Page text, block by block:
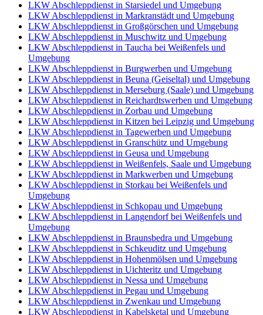
LKW Abschleppdienst in Starsiedel und Umgebung
LKW Abschleppdienst in Markranstädt und Umgebung
LKW Abschleppdienst in Großgörschen und Umgebung
LKW Abschleppdienst in Muschwitz und Umgebung
LKW Abschleppdienst in Taucha bei Weißenfels und
Umgebung
LKW Abschleppdienst in Burgwerben und Umgebung
LKW Abschleppdienst in Beuna (Geiseltal) und Umgebung
LKW Abschleppdienst in Merseburg (Saale) und Umgebung
LKW Abschleppdienst in Reichardtswerben und Umgebung
LKW Abschleppdienst in Zorbau und Umgebung
LKW Abschleppdienst in Kitzen bei Leipzig und Umgebung
LKW Abschleppdienst in Tagewerben und Umgebung
LKW Abschleppdienst in Granschütz und Umgebung
LKW Abschleppdienst in Geusa und Umgebung
LKW Abschleppdienst in Weißenfels, Saale und Umgebung
LKW Abschleppdienst in Markwerben und Umgebung
LKW Abschleppdienst in Storkau bei Weißenfels und
Umgebung
LKW Abschleppdienst in Schkopau und Umgebung
LKW Abschleppdienst in Langendorf bei Weißenfels und
Umgebung
LKW Abschleppdienst in Braunsbedra und Umgebung
LKW Abschleppdienst in Schkeuditz und Umgebung
LKW Abschleppdienst in Hohenmölsen und Umgebung
LKW Abschleppdienst in Uichteritz und Umgebung
LKW Abschleppdienst in Nessa und Umgebung
LKW Abschleppdienst in Pegau und Umgebung
LKW Abschleppdienst in Zwenkau und Umgebung
LKW Abschleppdienst in Kabelsketal und Umgebung